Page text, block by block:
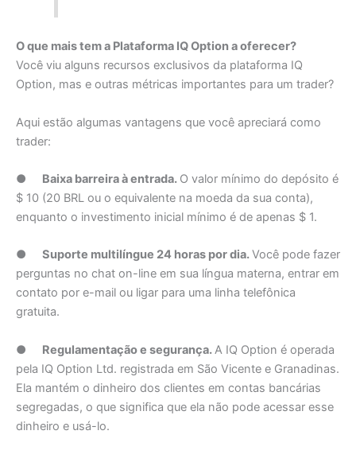
O que mais tem a Plataforma IQ Option a oferecer?
Você viu alguns recursos exclusivos da plataforma IQ
Option, mas e outras métricas importantes para um trader?
Aqui estão algumas vantagens que você apreciará como
trader:
● Baixa barreira à entrada. O valor mínimo do depósito é
$ 10 (20 BRL ou o equivalente na moeda da sua conta),
enquanto o investimento inicial mínimo é de apenas $ 1.
● Suporte multilíngue 24 horas por dia.Você pode fazer
perguntas no chat on-line em sua língua materna, entrar em
contato por e-mail ou ligar para uma linha telefônica
gratuita.
● Regulamentação e segurança.A IQ Option é operada
pela IQ Option Ltd. registrada em São Vicente e Granadinas.
Ela mantém o dinheiro dos clientes em contas bancárias
segregadas, o que significa que ela não pode acessar esse
dinheiro e usá-lo.